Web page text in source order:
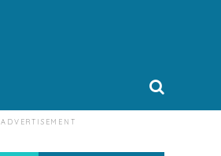
ADVERTISEMENT